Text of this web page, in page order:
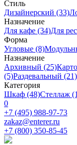
Стиль
Дизайнерский (33)
Назначение
Для кафе (34)Для
Форма
Угловые (8)
Назначение
Архивный (25)
(5)Раздевальный (21)
Категория
Шкаф (48)Стеллаж
0
+7 (495) 988-97-73
zakaz@enterer.ru
+7 (800) 350-85-45